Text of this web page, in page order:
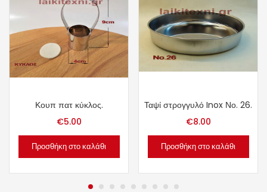
Κουπ πατ κύκλος.
€5.00
Προσθήκη στο καλάθι
Ταψί στρογγυλό Inox Νο. 26.
€8.00
Προσθήκη στο καλάθι